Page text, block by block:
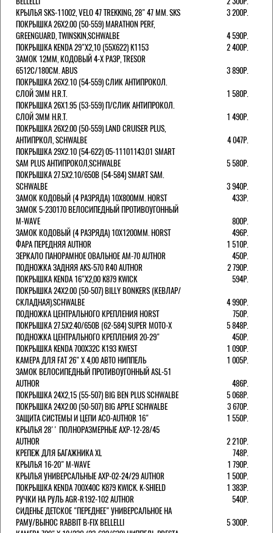
КРЫЛЬЯ SKS-11002, VELO 47 TREKKING, 28" 47 ММ. SKS
3 200Р.
ПОКРЫШКА 26X2.00 (50-559) MARATHON PERF,
GREENGUARD, TWINSKIN,SCHWALBE
4 590Р.
ПОКРЫШКА KENDA 29"Х2,10 (55X622) K1153
2 400Р.
ЗАМОК 12ММ, КОДОВЫЙ 4-Х РАЗР, TRESOR
6512C/180СМ. ABUS
3 890Р.
ПОКРЫШКА 26X2.10 (54-559) СЛИК АНТИПРОКОЛ.
СЛОЙ 3ММ H.R.T.
1 580Р.
ПОКРЫШКА 26X1.95 (53-559) П/СЛИК АНТИПРОКОЛ.
СЛОЙ 3ММ H.R.T.
1 490Р.
ПОКРЫШКА 26X2.00 (50-559) LAND CRUISER PLUS,
АНТИПРКОЛ, SCHWALBE
4 047Р.
ПОКРЫШКА 29X2.10 (54-622) 05-11101143.01 SMART
SAM PLUS АНТИПРОКОЛ,SCHWALBE
5 580Р.
ПОКРЫШКА 27.5X2.10/650B (54-584) SMART SAM.
SCHWALBE
3 940Р.
ЗАМОК КОДОВЫЙ (4 РАЗРЯДА) 10Х800ММ. HORST
433Р.
ЗАМОК 5-230170 ВЕЛОСИПЕДНЫЙ ПРОТИВОУГОННЫЙ
M-WAVE
800Р.
ЗАМОК КОДОВЫЙ (4 РАЗРЯДА) 10Х1200ММ. HORST
496Р.
ФАРА ПЕРЕДНЯЯ AUTHOR
1 510Р.
ЗЕРКАЛО ПАНОРАМНОЕ ОВАЛЬНОЕ AM-70 AUTHOR
450Р.
ПОДНОЖКА ЗАДНЯЯ AKS-570 R40 AUTHOR
2 790Р.
ПОКРЫШКА KENDA 16"Х2,00 K879 KWICK
594Р.
ПОКРЫШКА 24X2.00 (50-507) BILLY BONKERS (КЕВЛАР/
СКЛАДНАЯ).SCHWALBE
4 990Р.
ПОДНОЖКА ЦЕНТРАЛЬНОГО КРЕПЛЕНИЯ HORST
750Р.
ПОКРЫШКА 27.5X2.40/650B (62-584) SUPER MOTO-X
5 848Р.
ПОДНОЖКА ЦЕНТРАЛЬНОГО КРЕПЛЕНИЯ 20-29"
450Р.
ПОКРЫШКА KENDA 700Х32С K193 KWEST
1 090Р.
КАМЕРА ДЛЯ FAT 26" X 4,00 АВТО НИППЕЛЬ
1 005Р.
ЗАМОК ВЕЛОСИПЕДНЫЙ ПРОТИВОУГОННЫЙ ASL-51
AUTHOR
486Р.
ПОКРЫШКА 24X2,15 (55-507) BIG BEN PLUS SCHWALBE
5 068Р.
ПОКРЫШКА 24X2.00 (50-507) BIG APPLE SCHWALBE
3 670Р.
ЗАЩИТА СИСТЕМЫ И ЦЕПИ ACO-AUTHOR 16"
1 550Р.
КРЫЛЬЯ 28'' ПОЛНОРАЗМЕРНЫЕ AXP-12-28/45
AUTHOR
2 210Р.
КРЕПЕЖ ДЛЯ БАГАЖНИКА XL
748Р.
КРЫЛЬЯ 16-20" M-WAVE
1 790Р.
КРЫЛЬЯ УНИВЕРСАЛЬНЫЕ AXP-02-24/29 AUTHOR
1 500Р.
ПОКРЫШКА KENDA 700Х40С K879 KWICK. K-SHIELD
1 383Р.
РУЧКИ НА РУЛЬ AGR-R192-102 AUTHOR
540Р.
СИДЕНЬЕ ДЕТСКОЕ "ПЕРЕДНЕЕ" УНИВЕРСАЛЬНОЕ НА
РАМУ/ВЫНОС RABBIT B-FIX BELLELLI
5 300Р.